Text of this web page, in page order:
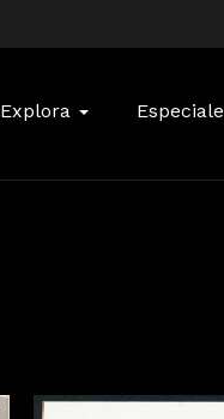
Explora